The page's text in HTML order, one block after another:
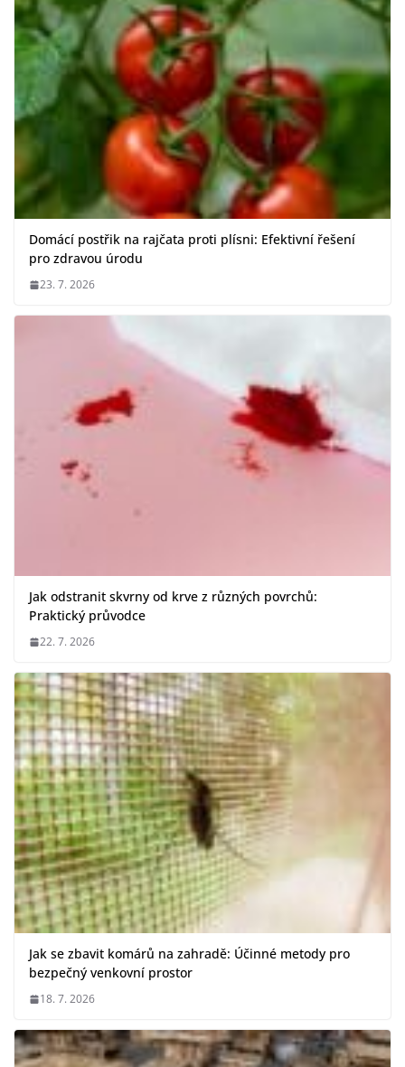
Domácí postřik na rajčata proti plísni: Efektivní řešení
pro zdravou úrodu
23. 7. 2026
Jak odstranit skvrny od krve z různých povrchů:
Praktický průvodce
22. 7. 2026
Jak se zbavit komárů na zahradě: Účinné metody pro
bezpečný venkovní prostor
18. 7. 2026